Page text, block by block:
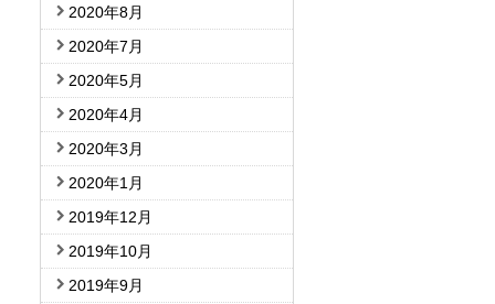
2020年8月
2020年7月
2020年5月
2020年4月
2020年3月
2020年1月
2019年12月
2019年10月
2019年9月